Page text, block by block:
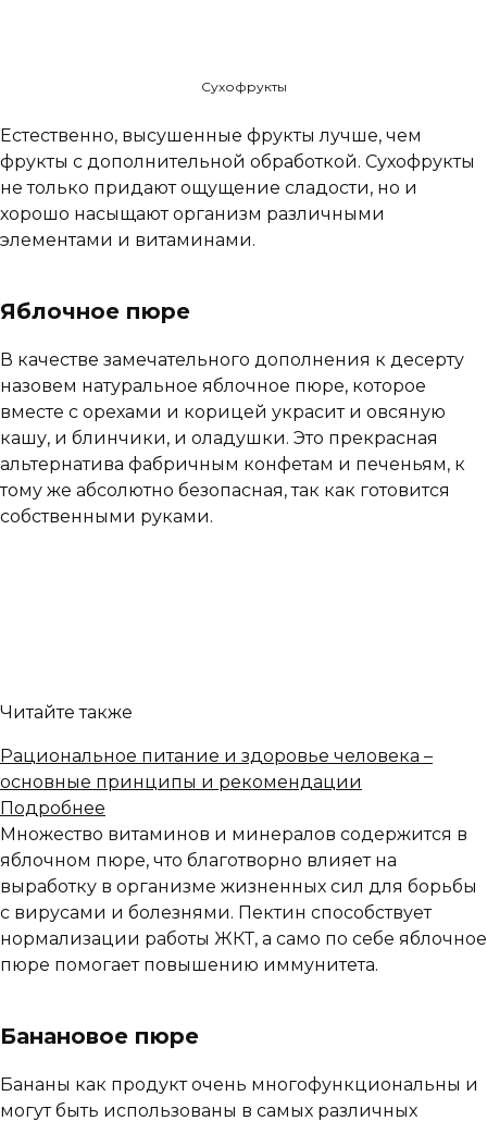
Сухофрукты
Естественно, высушенные фрукты лучше, чем
фрукты с дополнительной обработкой. Сухофрукты
не только придают ощущение сладости, но и
хорошо насыщают организм различными
элементами и витаминами.
Яблочное пюре
В качестве замечательного дополнения к десерту
назовем натуральное яблочное пюре, которое
вместе с орехами и корицей украсит и овсяную
кашу, и блинчики, и оладушки. Это прекрасная
альтернатива фабричным конфетам и печеньям, к
тому же абсолютно безопасная, так как готовится
собственными руками.
Читайте также
Рациональное питание и здоровье человека –
основные принципы и рекомендации
Подробнее
Множество витаминов и минералов содержится в
яблочном пюре, что благотворно влияет на
выработку в организме жизненных сил для борьбы
с вирусами и болезнями. Пектин способствует
нормализации работы ЖКТ, а само по себе яблочное
пюре помогает повышению иммунитета.
Банановое пюре
Бананы как продукт очень многофункциональны и
могут быть использованы в самых различных